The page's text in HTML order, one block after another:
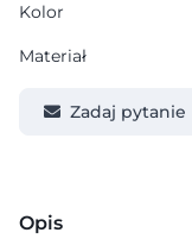
Kolor
Materiał
Zadaj pytanie
Opis